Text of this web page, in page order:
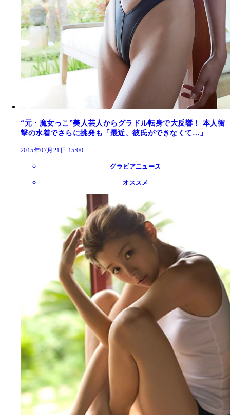
“元・魔女っこ”美人芸人からグラドル転身で大反響！ 本人衝
撃の水着でさらに挑発も「最近、彼氏ができなくて…」
2015年07月21日 15:00
グラビアニュース
オススメ